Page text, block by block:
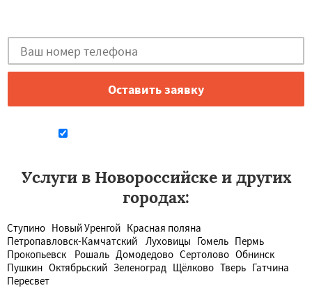
Услуги в Новороссийске и других
городах:
Ступино Новый Уренгой Красная поляна
Петропавловск-Камчатский
Луховицы Гомель Пермь
Прокопьевск
Рошаль Домодедово Сертолово Обнинск
Пушкин Октябрьский Зеленоград Щёлково Тверь Гатчина
Пересвет